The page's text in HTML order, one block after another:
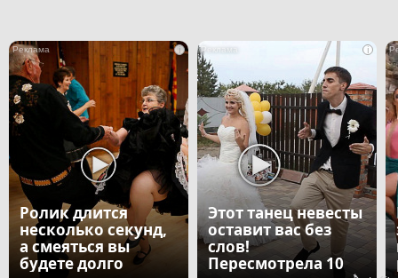
i
Ролик длится
несколько секунд,
а смеяться вы
будете долго
i
Этот танец невесты
оставит вас без
слов!
Пересмотрела 10